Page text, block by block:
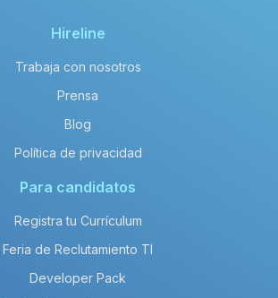
Hireline
Trabaja con nosotros
Prensa
Blog
Política de privacidad
Para candidatos
Registra tu Currículum
Feria de Reclutamiento TI
Developer Pack